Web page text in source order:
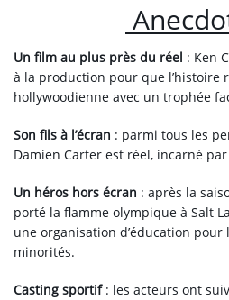
Un film au plus près du réel : Ken
à la production pour que l’histoire
hollywoodienne avec un trophée
Son fils à l’écran : parmi tous les
Damien Carter est réel, incarné
Un héros hors écran : après la
porté la flamme olympique à Salt
une organisation d’éducation pour
minorités.
Casting sportif: les acteurs ont